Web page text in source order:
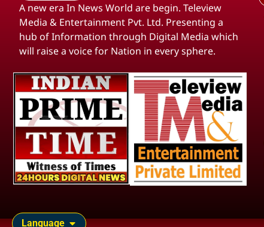
Language
A new era In News World are begin. Teleview
Media & Entertainment Pvt. Ltd. Presenting a
hub of Information through Digital Media which
will raise a voice for Nation in every sphere.